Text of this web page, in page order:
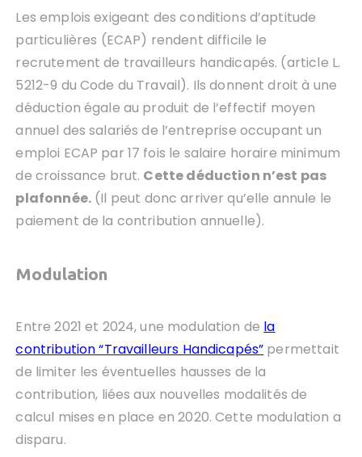
Les emplois exigeant des conditions d’aptitude
particulières (ECAP) rendent difficile le
recrutement de travailleurs handicapés. (article L.
5212-9 du Code du Travail). Ils donnent droit à une
déduction égale au produit de l’effectif moyen
annuel des salariés de l’entreprise occupant un
emploi ECAP par 17 fois le salaire horaire minimum
de croissance brut. Cette déduction n’est pas
plafonnée. (Il peut donc arriver qu’elle annule le
paiement de la contribution annuelle).
Modulation
Entre 2021 et 2024, une modulation de la
contribution “Travailleurs Handicapés” permettait
de limiter les éventuelles hausses de la
contribution, liées aux nouvelles modalités de
calcul mises en place en 2020. Cette modulation a
disparu.